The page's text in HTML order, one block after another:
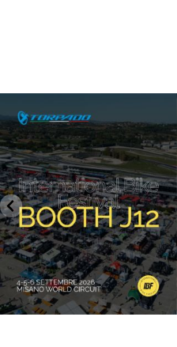
IBF sta per...
17 1